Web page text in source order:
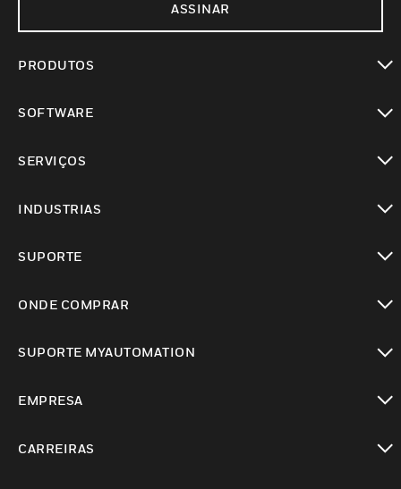
ASSINAR
PRODUTOS
SOFTWARE
SERVIÇOS
INDUSTRIAS
SUPORTE
ONDE COMPRAR
SUPORTE MYAUTOMATION
EMPRESA
CARREIRAS